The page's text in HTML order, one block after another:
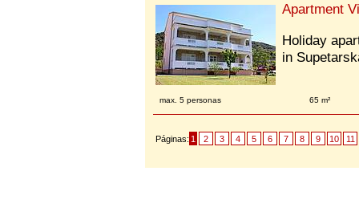
Apartment
Holiday
in
max. 5 personas 65 m²
Páginas: 1 2 3 4 5 6 7 8 9 10 11